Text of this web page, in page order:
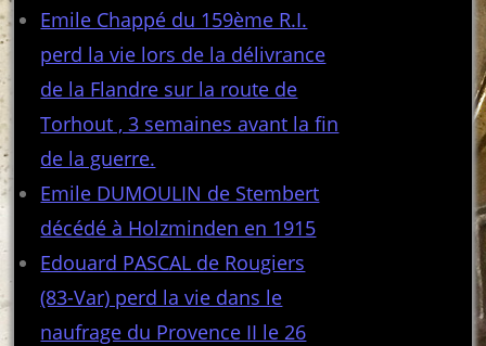
Emile Chappé du 159ème R.I.
perd la vie lors de la délivrance
de la Flandre sur la route de
Torhout , 3 semaines avant la fin
de la guerre.
Emile DUMOULIN de Stembert
décédé à Holzminden en 1915
Edouard PASCAL de Rougiers
(83-Var) perd la vie dans le
naufrage du Provence II le 26